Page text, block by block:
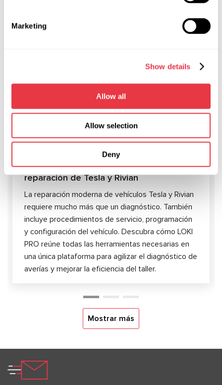
Marketing
Show details
Allow all
Allow selection
Deny
NOTICIAS RELEVANTES
LOKI PRO — una plataforma unificada para
el diagnóstico, mantenimiento y
reparación de Tesla y Rivian
La reparación moderna de vehículos Tesla y Rivian
requiere mucho más que un diagnóstico. También
incluye procedimientos de servicio, programación
y configuración del vehículo. Descubra cómo LOKI
PRO reúne todas las herramientas necesarias en
una única plataforma para agilizar el diagnóstico de
averías y mejorar la eficiencia del taller.
Mostrar más